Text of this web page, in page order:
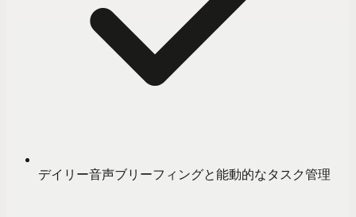
デイリー音声ブリーフィングと能動的なタスク管理